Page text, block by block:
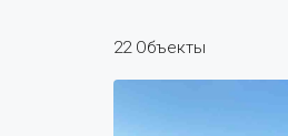
22 Объекты